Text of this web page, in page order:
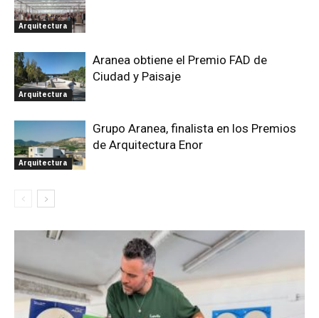
Arquitectura
Arquitectura
Aranea obtiene el Premio FAD de
Ciudad y Paisaje
Arquitectura
Grupo Aranea, finalista en los Premios
de Arquitectura Enor